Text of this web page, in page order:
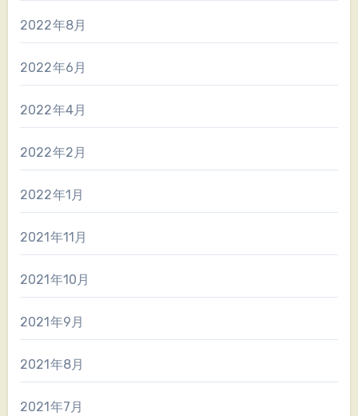
2022年8月
2022年6月
2022年4月
2022年2月
2022年1月
2021年11月
2021年10月
2021年9月
2021年8月
2021年7月